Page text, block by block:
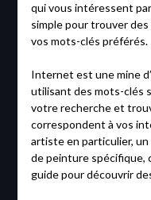
qui vous intéressent
simple pour trouver
vos mots-clés préférés.
Internet est une mine
utilisant des mots-clés
votre recherche et
correspondent à vos
artiste en particulier,
de peinture spécifique,
guide pour découvrir